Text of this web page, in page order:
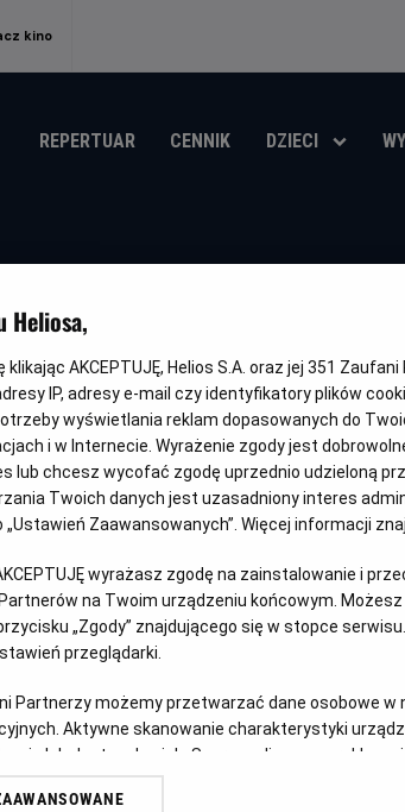
kino
REPERTUAR CENNIK DZIECI
wiek
OBSERWUJ
LEKTOR
OPIS FILMU
Bullerbyn to maleńka wioska w
które dzięki swojej pomysłowości
Każde z nich ma głowę pełną
najsłynniejszej wiosce na świecie.
Heliosa,
AKCEPTUJĘ, Helios S.A. oraz jej 351 Zaufani
IP, adresy e-mail czy identyfikatory plików
wyświetlania reklam dopasowanych do
i w Internecie. Wyrażenie zgody jest
lub chcesz wycofać zgodę uprzednio udzieloną
Twoich danych jest uzasadniony interes
Zaawansowanych”. Więcej informacji
wyrażasz zgodę na zainstalowanie i
na Twoim urządzeniu końcowym.
„Zgody” znajdującego się w stopce
przeglądarki.
Partnerzy możemy przetwarzać dane osobowe w
Aktywne skanowanie charakterystyki
lub dostęp do nich. Spersonalizowane reklamy
usług.